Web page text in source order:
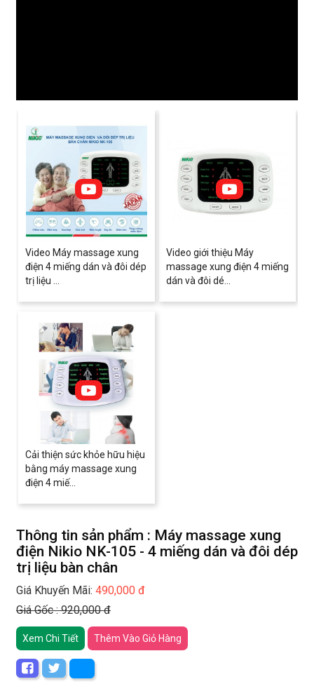
Video Máy massage xung
điện 4 miếng dán và đôi dép
trị liệu ...
Video giới thiệu Máy
massage xung điện 4 miếng
dán và đôi dé...
Cải thiện sức khỏe hữu hiệu
bằng máy massage xung
điện 4 miế...
Thông tin sản phẩm : Máy massage xung
điện Nikio NK-105 - 4 miếng dán và đôi dép
trị liệu bàn chân
Giá Khuyến Mãi: 490,000 đ
Giá Gốc : 920,000 đ
Xem Chi Tiết Thêm Vào Giỏ Hàng